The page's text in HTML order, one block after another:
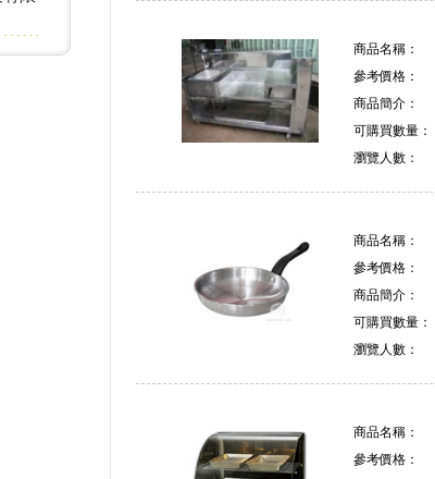
商品名稱：
參考價格：
商品簡介：
可購買數量：
瀏覽人數：
商品名稱：
參考價格：
商品簡介：
可購買數量：
瀏覽人數：
商品名稱：
參考價格：